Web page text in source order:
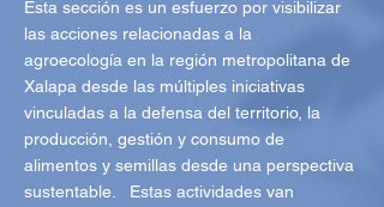
Esta sección es un esfuerzo por visibilizar
las acciones relacionadas a la
agroecología en la región metropolitana de
Xalapa desde las múltiples iniciativas
vinculadas a la defensa del territorio, la
producción, gestión y consumo de
alimentos y semillas desde una perspectiva
sustentable. Estas actividades van